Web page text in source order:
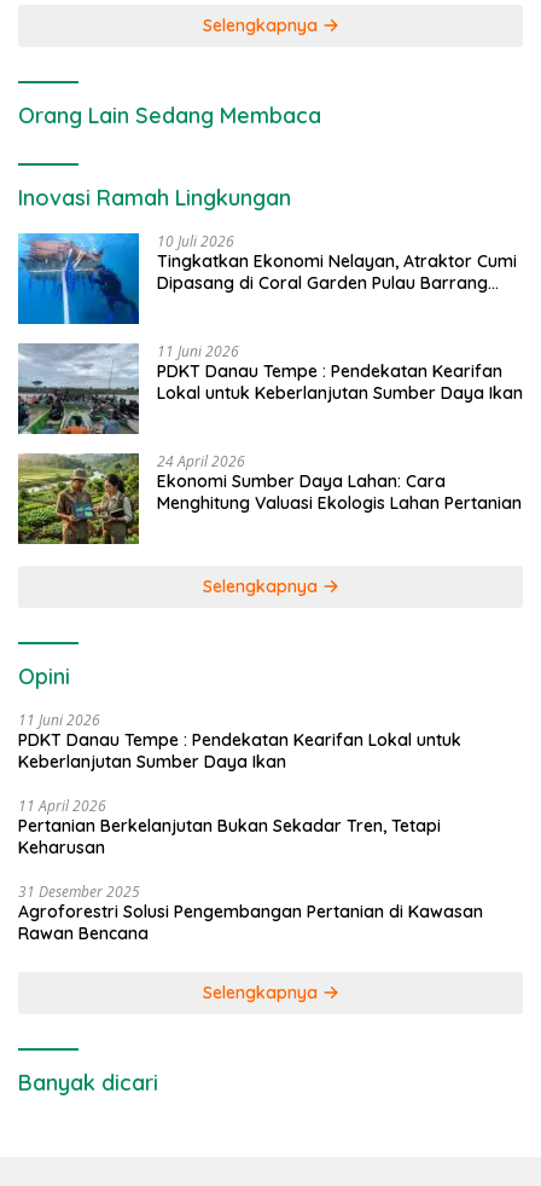
Selengkapnya
Orang Lain Sedang Membaca
Inovasi Ramah Lingkungan
10 Juli 2026
Tingkatkan Ekonomi Nelayan, Atraktor Cumi
Dipasang di Coral Garden Pulau Barrang
11 Juni 2026
PDKT Danau Tempe : Pendekatan Kearifan
Lokal untuk Keberlanjutan Sumber Daya Ikan
24 April 2026
Ekonomi Sumber Daya Lahan: Cara
Menghitung Valuasi Ekologis Lahan Pertanian
Selengkapnya
Opini
11 Juni 2026
PDKT Danau Tempe : Pendekatan Kearifan Lokal untuk
Keberlanjutan Sumber Daya Ikan
11 April 2026
Pertanian Berkelanjutan Bukan Sekadar Tren, Tetapi
Keharusan
31 Desember 2025
Agroforestri Solusi Pengembangan Pertanian di Kawasan
Rawan Bencana
Selengkapnya
Banyak dicari